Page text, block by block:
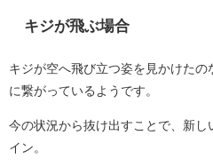
キジが飛ぶ場合
キジが空へ飛び立つ姿を見かけた
に繋がっているようです。
今の状況から抜け出すことで、新
イン。